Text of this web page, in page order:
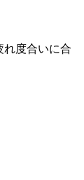
度合いに合